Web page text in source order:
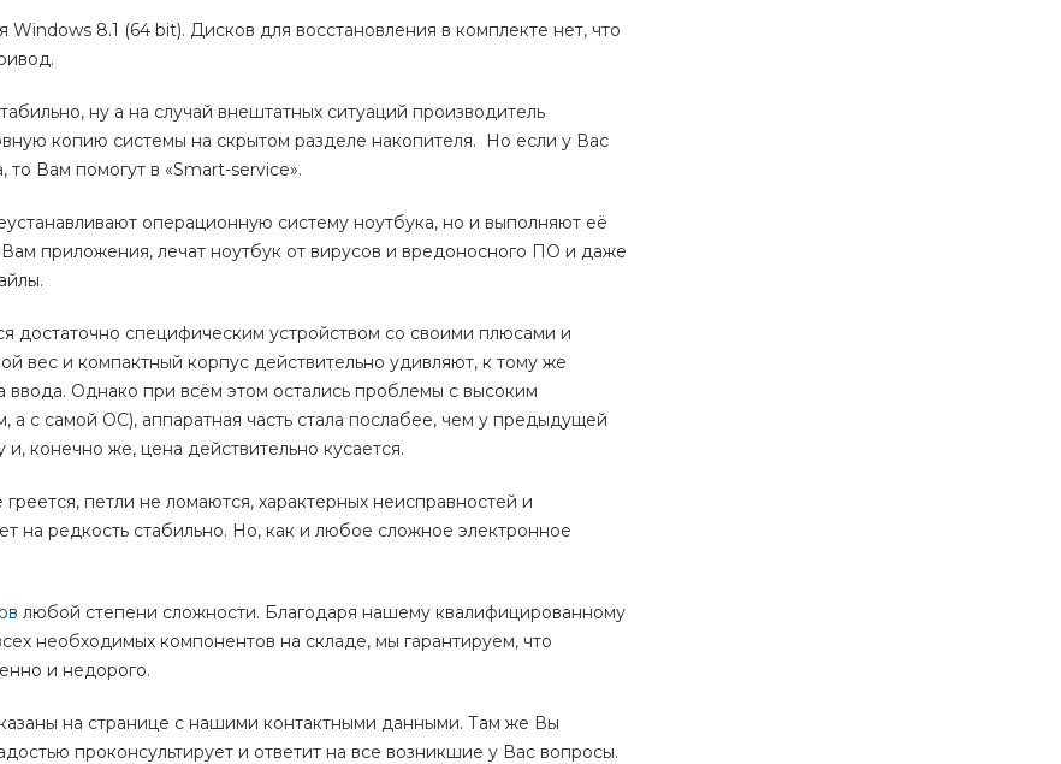
8.1 (64 bit). Дисков для восстановления в комплекте нет, что
ну а на случай внештатных ситуаций производитель
копию системы на скрытом разделе накопителя. Но если у Вас
то Вам помогут в «Smart-service».
операционную систему ноутбука, но и выполняют её
приложения, лечат ноутбук от вирусов и вредоносного ПО и даже
достаточно специфическим устройством со своими плюсами и
вес и компактный корпус действительно удивляют, к тому же
Однако при всём этом остались проблемы с высоким
с самой ОС), аппаратная часть стала послабее, чем у предыдущей
конечно же, цена действительно кусается.
петли не ломаются, характерных неисправностей и
на редкость стабильно. Но, как и любое сложное электронное
любой степени сложности. Благодаря нашему квалифицированному
необходимых компонентов на складе, мы гарантируем, что
и недорого.
на странице с нашими контактными данными. Там же Вы
проконсультирует и ответит на все возникшие у Вас вопросы.